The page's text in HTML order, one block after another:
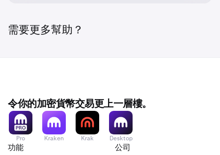
需要更多幫助？
令你的加密貨幣交易更上一層樓。
Pro Kraken Krak Desktop
功能 公司